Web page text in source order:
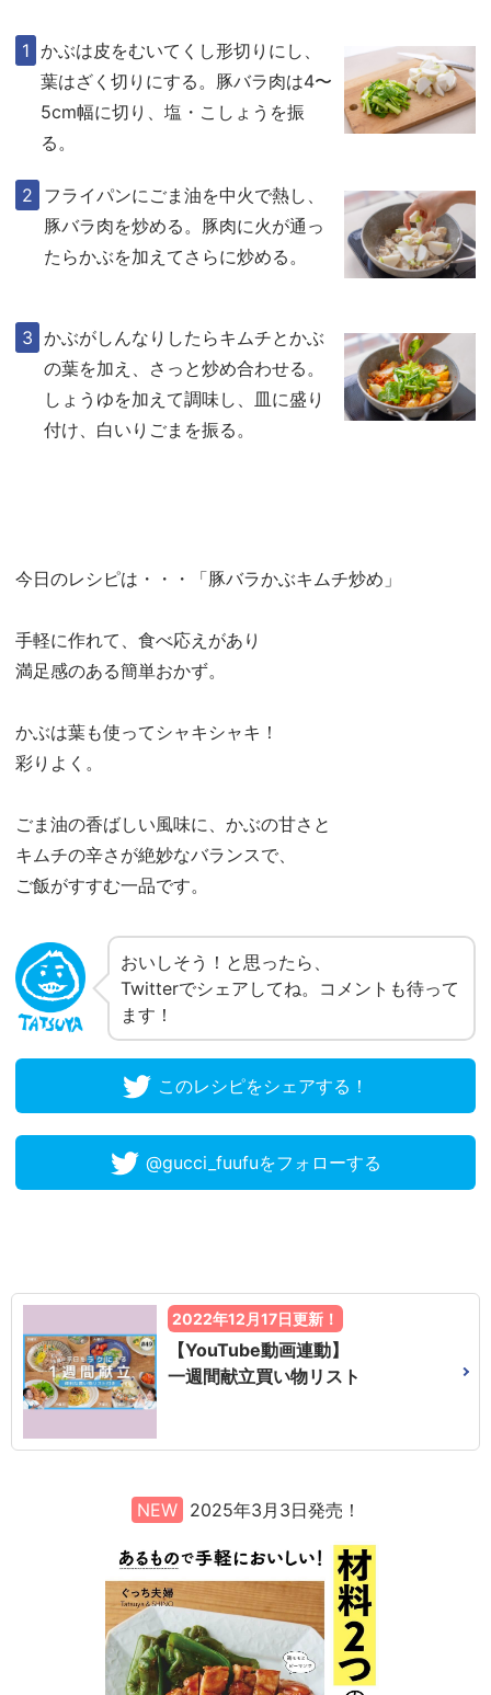
かぶは皮をむいてくし形切りにし、
葉はざく切りにする。豚バラ肉は4〜
5cm幅に切り、塩・こしょうを振
る。
フライパンにごま油を中火で熱し、
豚バラ肉を炒める。豚肉に火が通っ
たらかぶを加えてさらに炒める。
かぶがしんなりしたらキムチとかぶ
の葉を加え、さっと炒め合わせる。
しょうゆを加えて調味し、皿に盛り
付け、白いりごまを振る。
今日のレシピは・・・「豚バラかぶキムチ炒め」
手軽に作れて、食べ応えがあり
満足感のある簡単おかず。
かぶは葉も使ってシャキシャキ！
彩りよく。
ごま油の香ばしい風味に、かぶの甘さと
キムチの辛さが絶妙なバランスで、
ご飯がすすむ一品です。
おいしそう！と思ったら、
Twitterでシェアしてね。コメントも待って
ます！
このレシピをシェアする！
@gucci_fuufuをフォローする
2022年12月17日更新！
【YouTube動画連動】
一週間献立買い物リスト
NEW 2025年3月3日発売！